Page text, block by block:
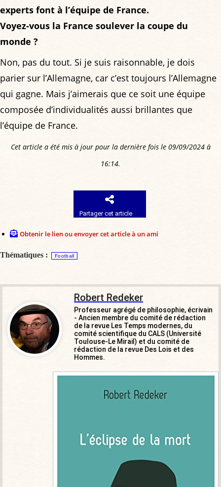
experts font à l’équipe de France.
Voyez-vous la France soulever la coupe du
monde ?
Non, pas du tout. Si je suis raisonnable, je dois
parier sur l’Allemagne, car c’est toujours l’Allemagne
qui gagne. Mais j’aimerais que ce soit une équipe
composée d’individualités aussi brillantes que
l’équipe de France.
Cet article a été mis à jour pour la dernière fois le 09/09/2024 à
16:14.
Partager cet article
Obtenir le lien ou envoyer cet article à un ami
Thématiques : Football
Robert Redeker
Professeur agrégé de philosophie, écrivain
- Ancien membre du comité de rédaction
de la revue Les Temps modernes, du
comité scientifique du CALS (Université
Toulouse-Le Mirail) et du comité de
rédaction de la revue Des Lois et des
Hommes.